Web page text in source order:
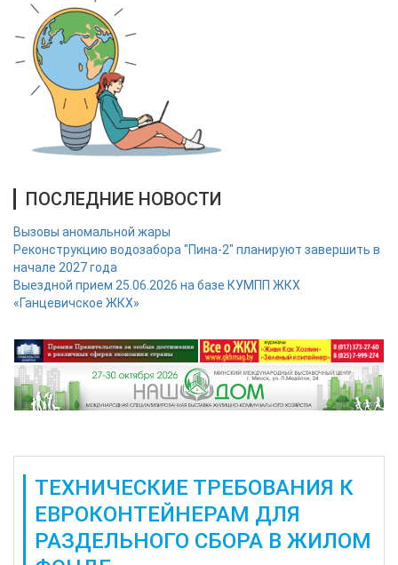
ПОСЛЕДНИЕ НОВОСТИ
Вызовы аномальной жары
Реконструкцию водозабора "Пина-2" планируют завершить в
начале 2027 года
Выездной прием 25.06.2026 на базе КУМПП ЖКХ
«Ганцевичское ЖКХ»
ТЕХНИЧЕСКИЕ ТРЕБОВАНИЯ К
ЕВРОКОНТЕЙНЕРАМ ДЛЯ
РАЗДЕЛЬНОГО СБОРА В ЖИЛОМ